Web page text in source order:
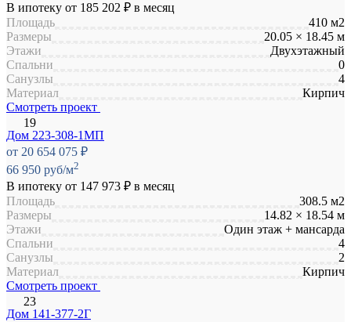
В ипотеку от 185 202 ₽ в месяц
Площадь
410 м2
Размеры
20.05 × 18.45 м
Этажи
Двухэтажный
Спальни
0
Санузлы
4
Материал
Кирпич
Смотреть проект
Дом 223-308-1МП
от 20 654 075 ₽
66 950 руб/м2
В ипотеку от 147 973 ₽ в месяц
Площадь
308.5 м2
Размеры
14.82 × 18.54 м
Этажи
Один этаж + мансарда
Спальни
4
Санузлы
2
Материал
Кирпич
Смотреть проект
Дом 141-377-2Г